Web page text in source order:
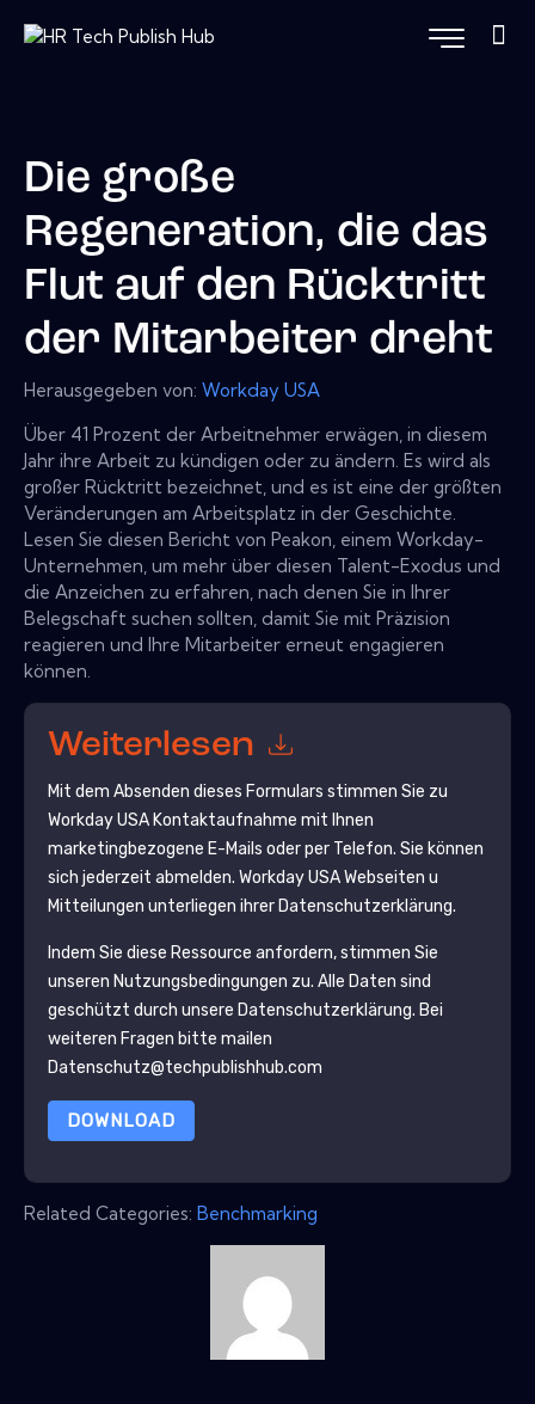
Die große
Regeneration, die das
Flut auf den Rücktritt
der Mitarbeiter dreht
Herausgegeben von: Workday USA
Über 41 Prozent der Arbeitnehmer erwägen, in diesem
Jahr ihre Arbeit zu kündigen oder zu ändern. Es wird als
großer Rücktritt bezeichnet, und es ist eine der größten
Veränderungen am Arbeitsplatz in der Geschichte.
Lesen Sie diesen Bericht von Peakon, einem Workday-
Unternehmen, um mehr über diesen Talent-Exodus und
die Anzeichen zu erfahren, nach denen Sie in Ihrer
Belegschaft suchen sollten, damit Sie mit Präzision
reagieren und Ihre Mitarbeiter erneut engagieren
können.
Weiterlesen
Mit dem Absenden dieses Formulars stimmen Sie zu
Workday USAKontaktaufnahme mit Ihnen
marketingbezogene E-Mails oder per Telefon. Sie können
sich jederzeit abmelden. Workday USAWebseiten u
Mitteilungen unterliegen ihrer Datenschutzerklärung.
Indem Sie diese Ressource anfordern, stimmen Sie
unseren Nutzungsbedingungen zu. Alle Daten sind
geschützt durch unsere Datenschutzerklärung. Bei
weiteren Fragen bitte mailen
Datenschutz@techpublishhub.com
DOWNLOAD
Related Categories: Benchmarking